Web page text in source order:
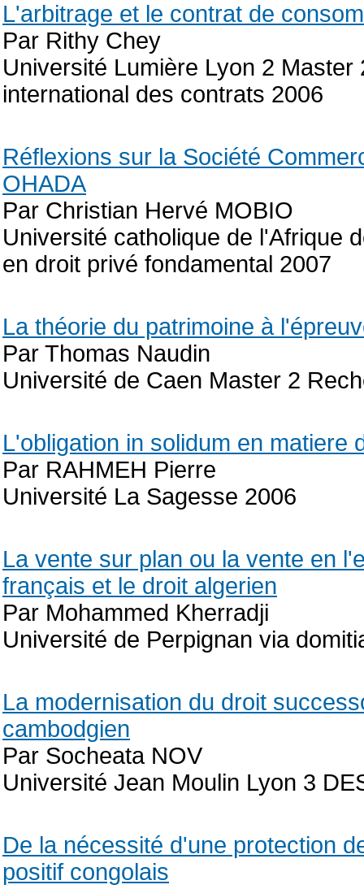
L'arbitrage et le contrat de
Par Rithy Chey
Université Lumière Lyon 2
international des contrats 2006
Réflexions sur la Société
OHADA
Par Christian Hervé MOBIO
Université catholique de l'Afrique
en droit privé fondamental 2007
La théorie du patrimoine à
Par Thomas Naudin
Université de Caen Master 2
L'obligation in solidum en matiere
Par RAHMEH Pierre
Université La Sagesse 2006
La vente sur plan ou la vente en
français et le droit algerien
Par Mohammed Kherradji
Université de Perpignan via
La modernisation du droit
cambodgien
Par Socheata NOV
Université Jean Moulin Lyon 3
De la nécessité d'une protection
positif congolais